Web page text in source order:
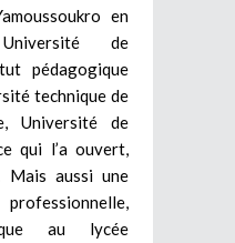
en
de
pédagogique
technique de
Université de
qui l’a ouvert,
Mais aussi une
au lycée